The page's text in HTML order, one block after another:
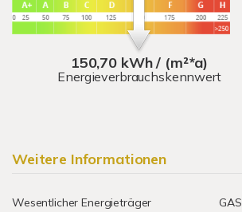
150,70 kWh / (m²*a)
Energieverbrauchskennwert
Weitere Informationen
Wesentlicher Energieträger GAS